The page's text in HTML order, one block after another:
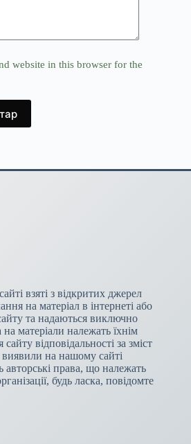
website in this browser for the
взяті з відкритих джерел
на матеріал в інтернеті або
та надаються виключно
матеріали належать їхнім
відповідальності за зміст
на нашому сайті
авторські права, що належать
будь ласка, повідомте